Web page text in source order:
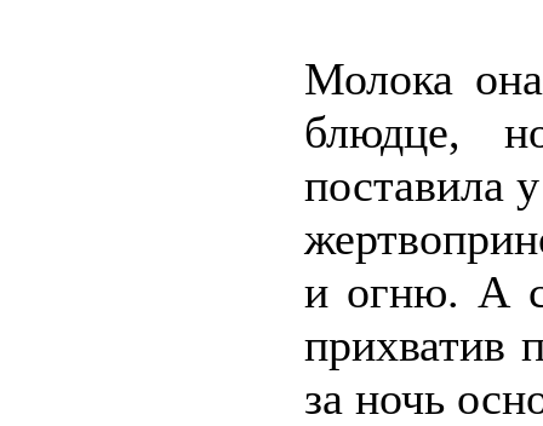
Молока
блюдце,
поставила
и огню. А с
прихватив
за ночь